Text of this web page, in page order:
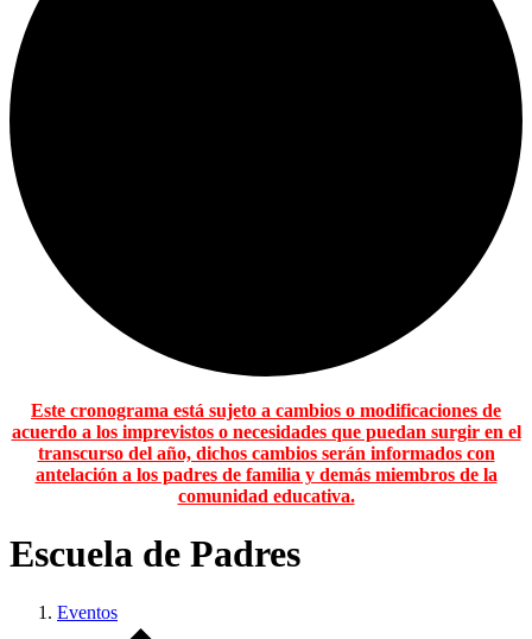
Este cronograma está sujeto a cambios o modificaciones de
acuerdo a los imprevistos o necesidades que puedan surgir en el
transcurso del año, dichos cambios serán informados con
antelación a los padres de familia y demás miembros de la
comunidad educativa.
Escuela de Padres
Eventos